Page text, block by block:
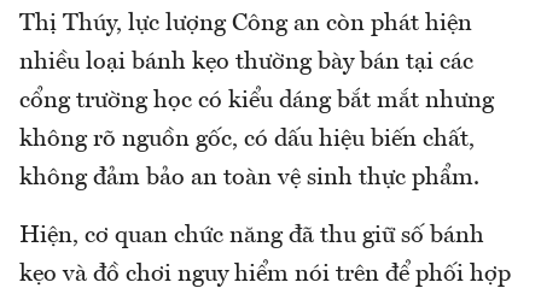
Thị Thúy, lực lượng Công an còn phát hiện
nhiều loại bánh kẹo thường bày bán tại các
cổng trường học có kiểu dáng bắt mắt nhưng
không rõ nguồn gốc, có dấu hiệu biến chất,
không đảm bảo an toàn vệ sinh thực phẩm.
Hiện, cơ quan chức năng đã thu giữ số bánh
kẹo và đồ chơi nguy hiểm nói trên để phối hợp